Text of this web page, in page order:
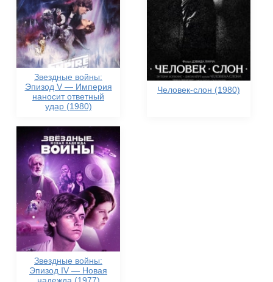
Звездные войны:
Эпизод V — Империя
наносит ответный
удар (1980)
Человек-слон (1980)
Звездные войны:
Эпизод IV — Новая